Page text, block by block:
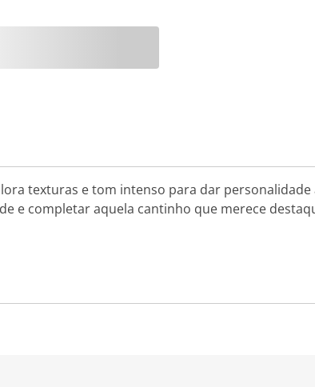
texturas e tom intenso para dar
e completar aquela cantinho que merece